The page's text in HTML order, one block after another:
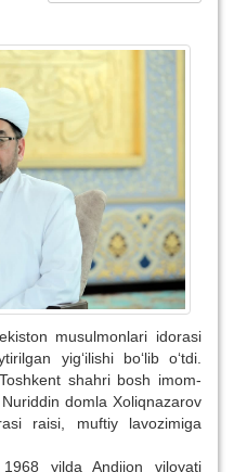
musulmonlari idorasi
yig‘ilishi bo‘lib o‘tdi.
shahri bosh imom-
domla Xoliqnazarov
raisi, muftiy lavozimiga
yilda Andijon viloyati